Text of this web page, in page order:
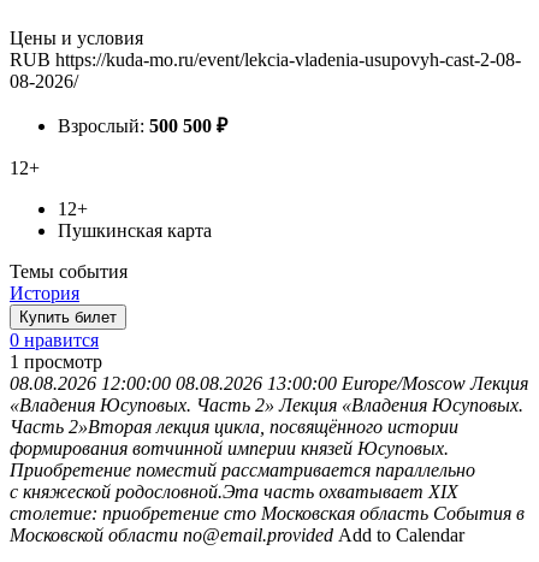
Цены и условия
RUB https://kuda-mo.ru/event/lekcia-vladenia-usupovyh-cast-2-08-
08-2026/
Взрослый: 500 500 ₽
12+
12+
Пушкинская карта
Темы события
История
Купить билет
0 нравится
1 просмотр
08.08.2026 12:00:00 08.08.2026 13:00:00 Europe/Moscow Лекция
«Владения Юсуповых. Часть 2» Лекция «Владения Юсуповых.
Часть 2»Вторая лекция цикла, посвящённого истории
формирования вотчинной империи князей Юсуповых.
Приобретение поместий рассматривается параллельно
с княжеской родословной.Эта часть охватывает XIX
столетие: приобретение сто Московская область События в
Московской области no@email.provided Add to Calendar